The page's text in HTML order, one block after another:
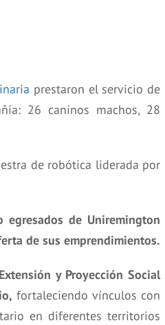
prestaron el servicio de
26 caninos machos, 28
de robótica liderada por
de Uniremington
de sus emprendimientos.
y Proyección Social
fortaleciendo vínculos con
en diferentes territorios